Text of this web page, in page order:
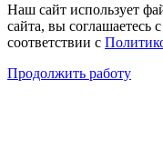
Наш сайт использует
сайта, вы соглашаетесь
соответствии с
Продолжить работу